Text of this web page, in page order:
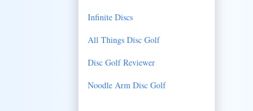
Infinite Discs
All Things Disc Golf
Disc Golf Reviewer
Noodle Arm Disc Golf